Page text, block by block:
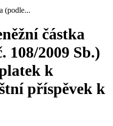
(podle...
částka
108/2009 Sb.)
k
příspěvek k